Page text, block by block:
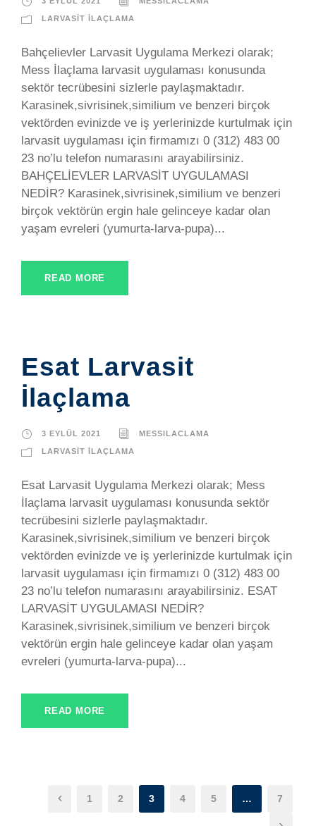
LARVASIT İLAÇLAMA
Bahçelievler Larvasit Uygulama Merkezi olarak;
Mess İlaçlama larvasit uygulaması konusunda
sektör tecrübesini sizlerle paylaşmaktadır.
Karasinek,sivrisinek,similium ve benzeri birçok
vektörden evinizde ve iş yerlerinizde kurtulmak için
larvasit uygulaması için firmamızı 0 (312) 483 00
23 no’lu telefon numarasını arayabilirsiniz.
BAHÇELİEVLER LARVASİT UYGULAMASI
NEDİR? Karasinek,sivrisinek,similium ve benzeri
birçok vektörün ergin hale gelinceye kadar olan
yaşam evreleri (yumurta-larva-pupa)...
READ MORE
Esat Larvasit
İlaçlama
3 EYLÜL 2021 MESSILACLAMA
LARVASIT İLAÇLAMA
Esat Larvasit Uygulama Merkezi olarak; Mess
İlaçlama larvasit uygulaması konusunda sektör
tecrübesini sizlerle paylaşmaktadır.
Karasinek,sivrisinek,similium ve benzeri birçok
vektörden evinizde ve iş yerlerinizde kurtulmak için
larvasit uygulaması için firmamızı 0 (312) 483 00
23 no’lu telefon numarasını arayabilirsiniz. ESAT
LARVASİT UYGULAMASI NEDİR?
Karasinek,sivrisinek,similium ve benzeri birçok
vektörün ergin hale gelinceye kadar olan yaşam
evreleri (yumurta-larva-pupa)...
READ MORE
1 2 3 4 5 … 7